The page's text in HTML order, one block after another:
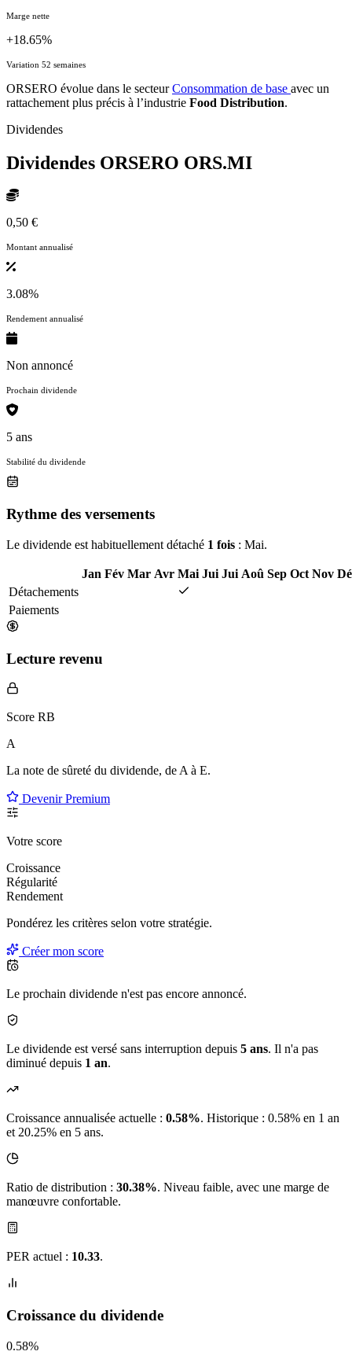
Marge nette
+18.65%
Variation 52 semaines
ORSERO évolue dans le secteurConsommation de base avec un
rattachement plus précis à l’industrie Food Distribution.
Dividendes
Dividendes ORSERO ORS.MI
0,50 €
Montant annualisé
3.08%
Rendement annualisé
Non annoncé
Prochain dividende
5 ans
Stabilité du dividende
Rythme des versements
Le dividende est habituellement détaché 1 fois : Mai.
Jan Fév Mar Avr Mai Jui Jui Aoû Sep Oct Nov
Détachements
Paiements
Lecture revenu
Score RB
A
La note de sûreté du dividende, de A à E.
Devenir Premium
Votre score
Croissance
Régularité
Rendement
Pondérez les critères selon votre stratégie.
Créer mon score
Le prochain dividende n'est pas encore annoncé.
Le dividende est versé sans interruption depuis 5 ans. Il n'a pas
diminué depuis 1 an.
Croissance annualisée actuelle : 0.58%. Historique : 0.58% en 1 an
et 20.25% en 5 ans.
Ratio de distribution : 30.38%. Niveau faible, avec une marge de
manœuvre confortable.
PER actuel : 10.33.
Croissance du dividende
0.58%